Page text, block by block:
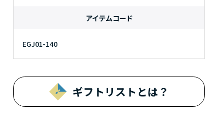
アイテムコード
EGJ01-140
ギフトリストとは？